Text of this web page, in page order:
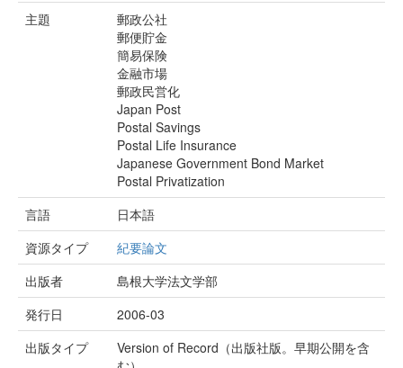
主題
郵政公社
郵便貯金
簡易保険
金融市場
郵政民営化
Japan Post
Postal Savings
Postal Life Insurance
Japanese Government Bond Market
Postal Privatization
言語
日本語
資源タイプ
紀要論文
出版者
島根大学法文学部
発行日
2006-03
出版タイプ
Version of Record（出版社版。早期公開を含